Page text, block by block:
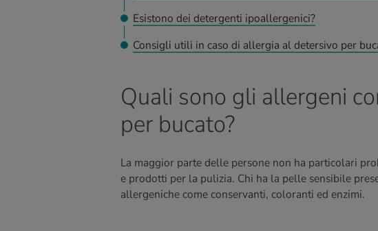
Esistono dei detergenti ipoallergenici?
Consigli utili in caso di allergia al detersivo per
Quali sono gli allergeni
per bucato?
La maggior parte delle persone non ha particolari
e prodotti per la pulizia. Chi ha la pelle sensibile
allergeniche come conservanti, coloranti ed enzimi.